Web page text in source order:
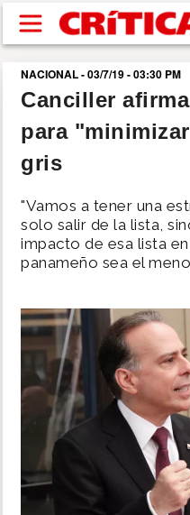
Pasar al contenido principal
buscar
SUCESOS
POLÍTICA
DEPORTES
MUNDO
INSÓLITAS
MULTIMEDIA
NACIONAL - 03/7/19 - 03:30 PM
Canciller
para
gris
"Vamos a tener una
solo salir de la lista,
impacto de esa lista
panameño sea el